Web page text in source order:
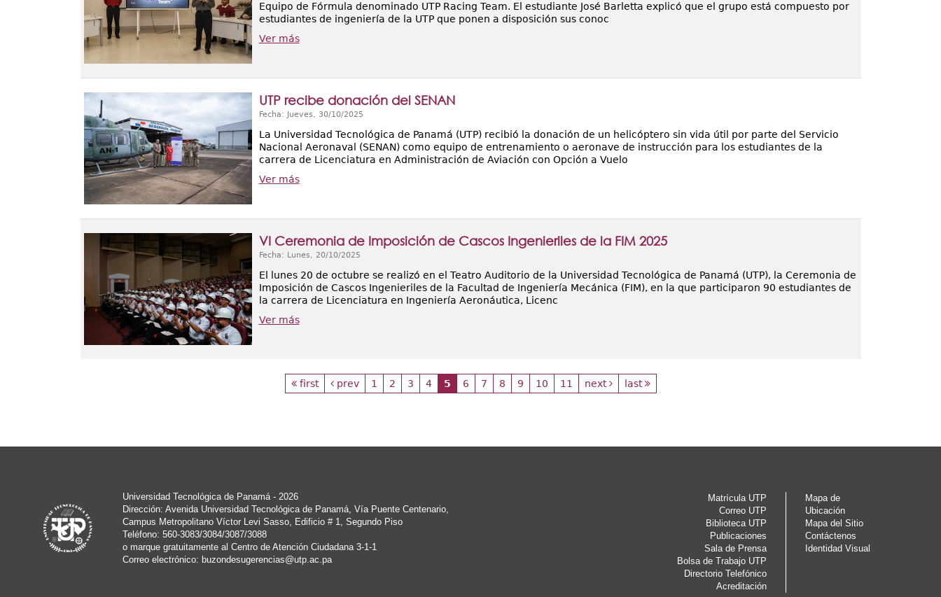
Equipo de Fórmula denominado UTP Racing Team. El estudiante José Barletta explicó que el grupo está compuesto por
estudiantes de ingeniería de la UTP que ponen a disposición sus conoc
Ver más
UTP recibe donación del SENAN
Fecha: Jueves, 30/10/2025
La Universidad Tecnológica de Panamá (UTP) recibió la donación de un helicóptero sin vida útil por parte del Servicio
Nacional Aeronaval (SENAN) como equipo de entrenamiento o aeronave de instrucción para los estudiantes de la
carrera de Licenciatura en Administración de Aviación con Opción a Vuelo
Ver más
VI Ceremonia de Imposición de Cascos Ingenieriles de la FIM 2025
Fecha: Lunes, 20/10/2025
El lunes 20 de octubre se realizó en el Teatro Auditorio de la Universidad Tecnológica de Panamá (UTP), la Ceremonia de
Imposición de Cascos Ingenieriles de la Facultad de Ingeniería Mecánica (FIM), en la que participaron 90 estudiantes de
la carrera de Licenciatura en Ingeniería Aeronáutica, Licenc
Ver más
first prev 1 2 3 4 5 6 7 8 9 10 11 next last
Universidad Tecnológica de Panamá - 2026
Dirección: Avenida Universidad Tecnológica de Panamá, Vía Puente Centenario,
Campus Metropolitano Víctor Levi Sasso, Edificio # 1, Segundo Piso
Teléfono: 560-3083/3084/3087/3088
o marque gratuitamente al Centro de Atención Ciudadana 3-1-1
Correo electrónico: buzondesugerencias@utp.ac.pa
Matrícula UTP
Correo UTP
Biblioteca UTP
Publicaciones
Sala de Prensa
Bolsa de Trabajo UTP
Directorio Telefónico
Acreditación
Mapa de
Ubicación
Mapa del Sitio
Contáctenos
Identidad Visual